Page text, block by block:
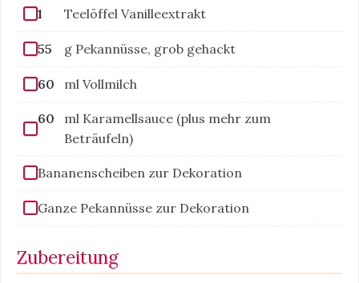
1 Teelöffel Vanilleextrakt
55 g Pekannüsse, grob gehackt
60 ml Vollmilch
60
ml Karamellsauce (plus mehr zum
Beträufeln)
Bananenscheiben zur Dekoration
Ganze Pekannüsse zur Dekoration
Zubereitung